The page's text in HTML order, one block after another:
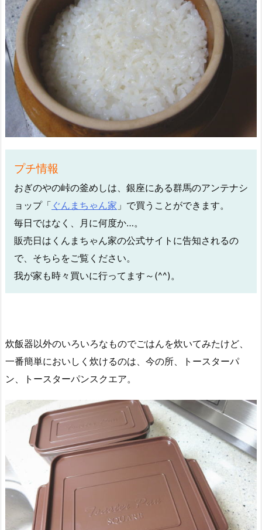
プチ情報
おぎのやの峠の釜めしは、銀座にある群馬のアンテナシ
ョップ「 ぐんまちゃん家 」で買うことができます。
毎日ではなく、月に何度か…。
販売日はくんまちゃん家の公式サイトに告知されるの
で、そちらをご覧ください。
我が家も時々買いに行ってます～(^^)。
炊飯器以外のいろいろなものでごはんを炊いてみたけど、
一番簡単においしく炊けるのは、今の所、トースターパ
ン、トースターパンスクエア。